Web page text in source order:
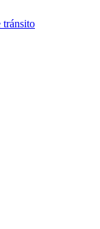
tránsito